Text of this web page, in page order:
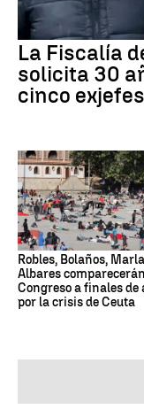
La Fiscalía
solicita 30
cinco
Robles, Bolaños,
Albares
Congreso a finales de
por la crisis de Ceuta